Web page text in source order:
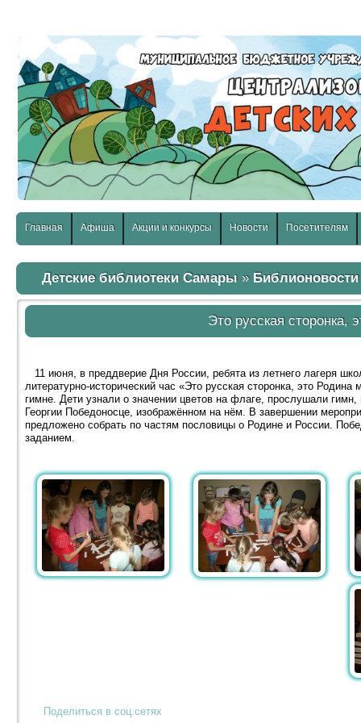
Главная Афиша Акции и конкурсы Новости Посетителям
Детские библиотеки Самары » Библионовости
Это русская сторонка,
11 июня, в преддверие Дня России, ребята из летнего лагеря
литературно-исторический час «Это русская сторонка, это
гимне. Дети узнали о значении цветов на флаге, прослушали
Георгии Победоносце, изображённом на нём. В завершении
предложено собрать по частям пословицы о Родине и России.
заданием.
Поделиться в соц.сетях